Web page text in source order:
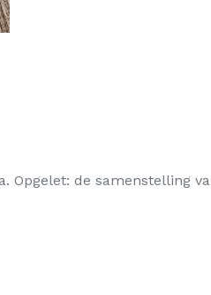
Opgelet: de samenstelling